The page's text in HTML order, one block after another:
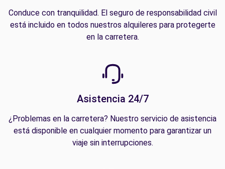
Conduce con tranquilidad. El seguro de responsabilidad civil
está incluido en todos nuestros alquileres para protegerte
en la carretera.
Asistencia 24/7
¿Problemas en la carretera? Nuestro servicio de asistencia
está disponible en cualquier momento para garantizar un
viaje sin interrupciones.